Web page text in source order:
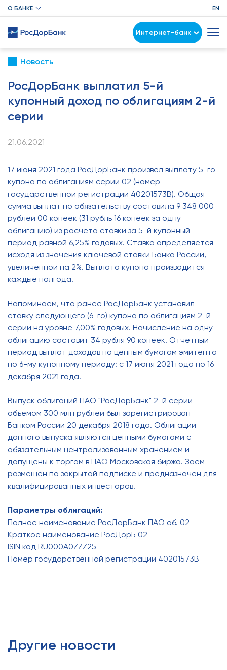
О БАНКЕ EN
Интернет-банк
Новость
РосДорБанк выплатил 5-й
купонный доход по облигациям 2-й
серии
21.06.2021
17 июня 2021 года РосДорБанк произвел выплату 5-го
купона по облигациям серии 02 (номер
государственной регистрации 40201573В). Общая
сумма выплат по обязательству составила 9 348 000
рублей 00 копеек (31 рубль 16 копеек за одну
облигацию) из расчета ставки за 5-й купонный
период равной 6,25% годовых. Ставка определяется
исходя из значения ключевой ставки Банка России,
увеличенной на 2%. Выплата купона производится
каждые полгода.
Напоминаем, что ранее РосДорБанк установил
ставку следующего (6-го) купона по облигациям 2-й
серии на уровне 7,00% годовых. Начисление на одну
облигацию составит 34 рубля 90 копеек. Отчетный
период выплат доходов по ценным бумагам эмитента
по 6-му купонному периоду: с 17 июня 2021 года по 16
декабря 2021 года.
Выпуск облигаций ПАО "РосДорБанк" 2-й серии
объемом 300 млн рублей был зарегистрирован
Банком России 20 декабря 2018 года. Облигации
данного выпуска являются ценными бумагами с
обязательным централизованным хранением и
допущены к торгам в ПАО Московская биржа. Заем
размещен по закрытой подписке и предназначен для
квалифицированных инвесторов.
Параметры облигаций:
Полное наименование РосДорБанк ПАО об. 02
Краткое наименование РосДорБ 02
ISIN код RU000A0ZZZ25
Номер государственной регистрации 40201573B
Другие новости